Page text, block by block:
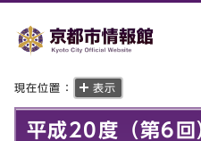
現在位置： 表示
平成20度（第6回